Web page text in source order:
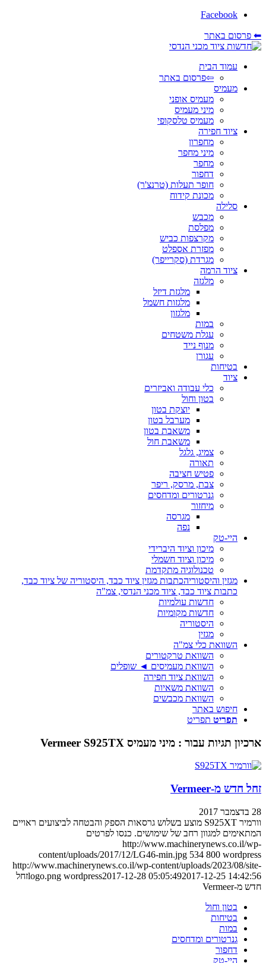
Facebook
⬅ פרסום באתר
עמוד הבית
⇦פרסום באתר
מעמיס
מעמיס אופני
מיני מעמיס
מעמיס טלסקופי
ציוד חפירה
מחפרון
מיני מחפר
מחפר
דחפור
חופר תעלות (טרנצ'ר)
מכונת קידוח
סלילה
מכבש
מפלסת
מקרצפות כביש
מפזרת אספלט
מגרדת (סקרייפר)
ציוד הרמה
מלגזה
מלגזת דיזל
מלגזות חשמל
מלגזון
במות
עגלת משטחים
מנוף נייד
עגורן
בטיחות
ציוד
כלי עבודה ואביזרים
בטון וחול
יוצקת בטון
מערבל בטון
משאבת בטון
משאבת חול
צמיג, גלגל
תאורה
פטיש חציבה
צבת, מרסק, ריפר
גנרטורים ומדחסים
מיחזור
מגרסה
נפה
היי-טק
מיכון וציוד היברידי
מיכון וציוד חשמלי
טכנולוגיה מתקדמת
מגזין והיסטוריהכתבות מגזין ציוד כבד, היסטוריה של ציוד כבד,
כתבות ציוד כבד, ציוד מכני הנדסי, צמ"ה
חדשות עולמיות
חדשות מקומיות
היסטוריה
מגזין
השוואת כלי צמ"ה
השוואת טרקטורים
השוואת מעמיסים ◄ שופלים
השוואת ציוד חפירה
השוואת משאיות
השוואת מכבשים
חיפוש באתר
תפריט תפריט
ארכיון תגיות עבור : מיני מעמיס Vermeer S925TX
זחל חדש מ-Vermeer
28 בדצמבר 2017
וורמיר S925XT מוצע בשלוש גרסאות הספק והבטחה לביצועים ראויים
המתאימים למגוון רחב של שימושים. כנסו לפרטים
http://www.machinerynews.co.il/wp-
content/uploads/2017/12/LG46-min.jpg 534 800 wordpress
http://www.machinerynews.co.il/wp-content/uploads/2023/08/site-
logo.png wordpress2017-12-28 05:05:492017-12-25 14:42:56
זחל
חדש מ-Vermeer
בטון וחול
בטיחות
במות
גנרטורים ומדחסים
דחפור
היי-טק